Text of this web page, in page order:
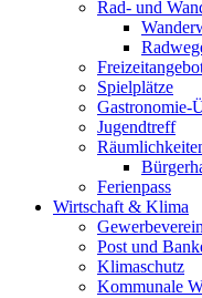
Rad- und
Spielplätze
Gastronomie-
Jugendtreff
Ferienpass
Wirtschaft & Klima
Post und
Klimaschutz
Kommunale